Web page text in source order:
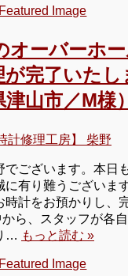
オーバーホー
が完了いたし
山市／M様）
計修理工房】 柴野
でございます。本日
に有り難うございま
時計をお預かりし、
ら、スタッフが各
… もっと読む »